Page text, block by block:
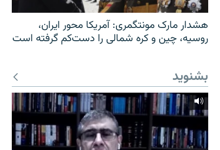
هشدار مارک مونتگمری: آمریکا محور ایران،
روسیه، چین و کره شمالی را دست‌کم گرفته است
بشنوید